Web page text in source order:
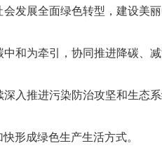
发展全面绿色转型，建设美
和为牵引，协同推进降碳、
入推进污染防治攻坚和生态
形成绿色生产生活方式。